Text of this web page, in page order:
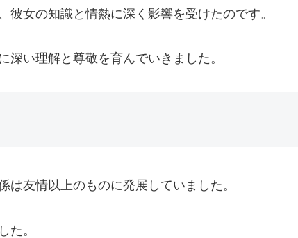
女の知識と情熱に深く影響を受けたのです。
い理解と尊敬を育んでいきました。
友情以上のものに発展していました。
た。